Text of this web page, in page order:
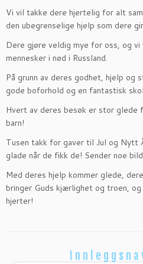
Vi vil takke dere hjertelig for alt
den ubegrenselige hjelp som dere
Dere gjøre veldig mye for oss, og
mennesker i nød i Russland.
På grunn av deres godhet, hjelp og
gode boforhold og en fantastisk
Hvert av deres besøk er stor
barn!
Tusen takk for gaver til Jul og Nytt
glade når de fikk de! Sender noe
Med deres hjelp kommer glede,
bringer Guds kjærlighet og troen,
hjerter!